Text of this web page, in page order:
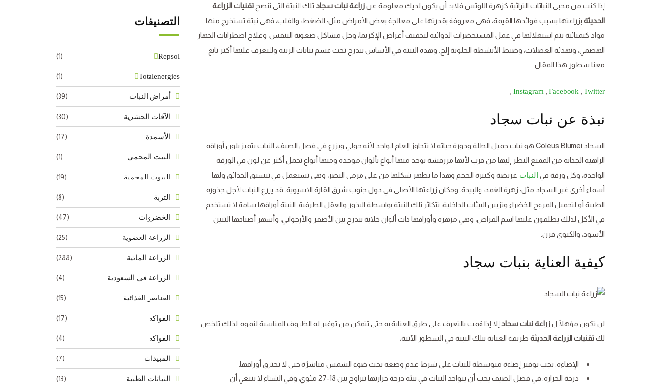
إذا كنت من محبي النباتات التراثية كزهرة اللوتس فلابد أن يكون لديك معلومة عنزراعة نبات سجاد تلك النبتة التي تنصح تقنيات الزراعة
الحديثة بزراعتها بسبب فوائدها القيمة، فهي معروفة بقدرتها على معالجة بعض الأمراض مثل: الضغط، والقلب، فهي نبتة تستخرج منها
مواد كيميائية يتم استغلالها في عمل المستحضرات الدوائية لتخفيف أعراض الإكزيما، وحل مشاكل صعوبة التنفس، وعلاج اضطرابات الجهاز
الهضمي، وتهدئة العضلات، وضبط الأنشطة الخلوية إلخ. وهذه النبتة في الأساس تندرج تحت قسم نباتات الزينة وللتعرف عليها أكثر تابع
معنا سطور هذا المقال.
Instagram Facebook Twitter
نبذة عن نبات سجاد
السجاد Coleus Blumei هو نبات جميل الطلة ودورة حياته لا تتجاوز العام الواحد لأنه حولي ويزرع في فصل الصيف، النبات يتميز بلون أوراقه
الزاهية الجذابة من الممتع النظر إليها من قرب لأنها مزرقشة يوجد منها أنواع بألوان موحدة ومنها أنواع تحمل أكثر من لون في الورقة
الواحدة، وكل ورقة في النبات عريضة وكبيرة الحجم وهذا ما يظهر شكلها من على مرمى البصر، وهي تستعمل في تنسيق الحدائق ولها
أسماء أخرى غير السجاد مثل: زهرة الغمد، والبيدة. ومكان زراعتها الأصلي في دول جنوب شرق القارة الآسيوية. قد يزرع النبات لأجل جذوره
الطبية أو لتجميل المروج الخضراء وتزيين البيئات الداخلية، تتكاثر تلك النبتة بواسطة البذور والعقل الطرفية. النبتة أوراقها سامة لا تستخدم
في الأكل لذلك يطلقون عليها اسم القراص، وهي مزهرة وأوراقها ذات ألوان خلابة تتدرج بين الأصفر والأرجواني، وأشهر أصنافها التنين
الأسود، والكيوي فرن.
كيفية العناية بنبات سجاد
لن تكون مؤهلًا لزراعة نبات سجاد إلا إذا قمت بالتعرف على طرق العناية به حتى تتمكن من توفير له الظروف المناسبة لنموه، لذلك تلخص
لكتقنيات الزراعة الحديثة طريقة العناية بتلك النبتة في السطور الآتية:
الإضاءة: يجب توفير إضاءة متوسطة للنبات على شرط عدم وضعه تحت ضوء الشمس مباشرًة حتى لا تحترق أوراقها.
درجة الحرارة: في فصل الصيف يجب أن يتواجد النبات في بيئة درجة حرارتها تتراوح بين 18-27 مئوي، وفي الشتاء لا ينبغي أن
التصنيفات
Repsol
(1)
Totalenergies
(1)
أمراض النبات (39)
الآفات الحشرية (30)
الأسمدة (17)
البيت المحمي (1)
البيوت المحمية (19)
التربة (8)
الخضروات (47)
الزراعة العضوية (25)
الزراعة المائية (288)
الزراعة في السعودية (4)
العناصر الغذائية (15)
الفواكه (17)
الفواكه (4)
المبيدات (7)
النباتات الطبية (13)